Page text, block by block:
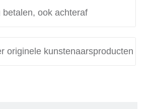
betalen, ook achteraf
originele kunstenaarsproducten